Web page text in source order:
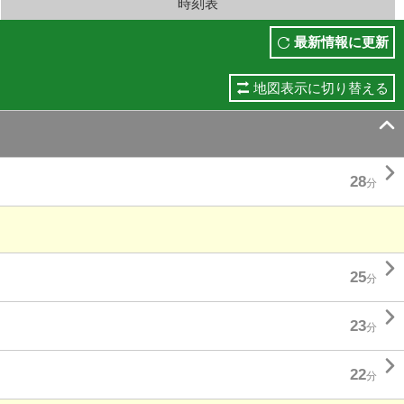
時刻表
最新情報に更新
地図表示に切り替える

28分 
25分 
23分 
22分 